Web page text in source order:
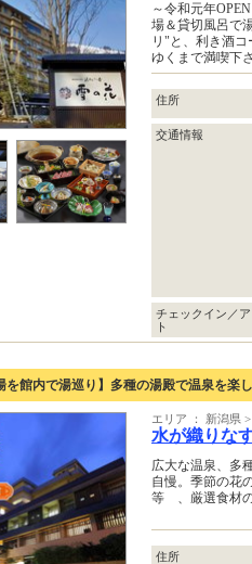
～令和元年
場＆貸切風呂で
リ"と、利き酒
ゆくまで満喫下
住所
交通情報
チェックイン／
ト
を館内で湯巡り】多種の湯殿で温泉を楽
エリア ： 新潟県
水が織りな
広大な温泉、多
自慢。季節の花
等 、厳選食材
住所